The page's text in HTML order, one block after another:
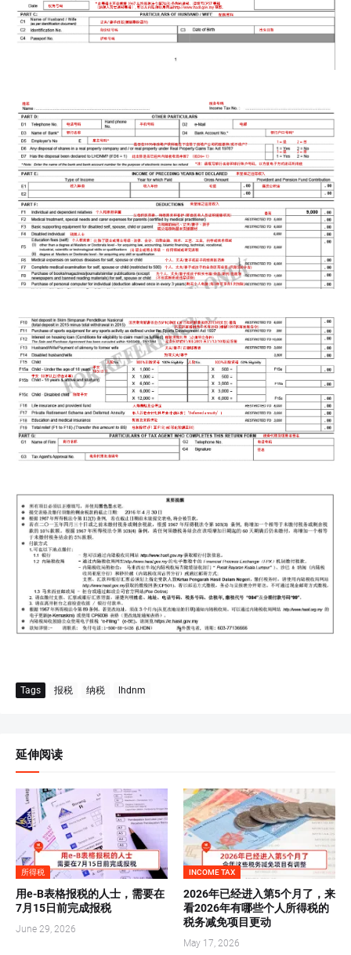
Tags 报税 纳税 lhdnm
延伸阅读
所得税
用e-B表格报税的人士，需要在
7月15日前完成报税
June 29, 2026
INCOME TAX
2026年已经进入第5个月了，来
看2026年有哪些个人所得税的
税务减免项目更动
May 17, 2026